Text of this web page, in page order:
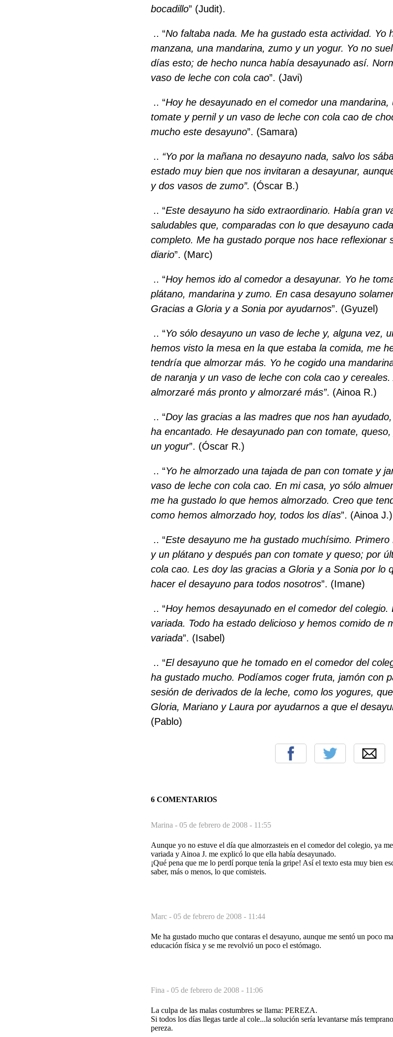
bocadillo” (Judit).
.. “No faltaba nada. Me ha gustado esta actividad. Yo
manzana, una mandarina, zumo y un yogur. Yo no
días esto; de hecho nunca había desayunado así.
vaso de leche con cola cao”. (Javi)
.. “Hoy he desayunado en el comedor una
tomate y pernil y un vaso de leche con cola cao de
mucho este desayuno”. (Samara)
.. “Yo por la mañana no desayuno nada, salvo los
estado muy bien que nos invitaran a desayunar,
y dos vasos de zumo”. (Óscar B.)
.. “Este desayuno ha sido extraordinario. Había gran
saludables que, comparadas con lo que desayuno
completo. Me ha gustado porque nos hace reflexionar
diario”. (Marc)
.. “Hoy hemos ido al comedor a desayunar. Yo he
plátano, mandarina y zumo. En casa desayuno
Gracias a Gloria y a Sonia por ayudarnos”. (Gyuzel)
.. “Yo sólo desayuno un vaso de leche y, alguna vez,
hemos visto la mesa en la que estaba la comida, me
tendría que almorzar más. Yo he cogido una
de naranja y un vaso de leche con cola cao y
almorzaré más pronto y almorzaré más”. (Ainoa R.)
.. “Doy las gracias a las madres que nos han
ha encantado. He desayunado pan con tomate,
un yogur”. (Óscar R.)
.. “Yo he almorzado una tajada de pan con tomate y
vaso de leche con cola cao. En mi casa, yo sólo
me ha gustado lo que hemos almorzado. Creo que
como hemos almorzado hoy, todos los días”. (Ainoa J.)
.. “Este desayuno me ha gustado muchísimo.
y un plátano y después pan con tomate y queso; por
cola cao. Les doy las gracias a Gloria y a Sonia por lo
hacer el desayuno para todos nosotros”. (Imane)
.. “Hoy hemos desayunado en el comedor del colegio.
variada. Todo ha estado delicioso y hemos comido de
variada”. (Isabel)
.. “El desayuno que he tomado en el comedor del
ha gustado mucho. Podíamos coger fruta, jamón con
sesión de derivados de la leche, como los yogures,
Gloria, Mariano y Laura por ayudarnos a que el
(Pablo)
6 COMENTARIOS
Marina - 05 de febrero de 2008 - 11:55
Aunque yo no estuve el día que almorzasteis en el comedor del colegio, ya
variada y Ainoa J. me explicó lo que ella había desayunado.
¡Qué pena que me lo perdí porque tenía la gripe! Así el texto esta muy bien
saber, más o menos, lo que comisteis.
Marc - 05 de febrero de 2008 - 11:44
Me ha gustado mucho que contaras el desayuno, aunque me sentó un poco
educación física y se me revolvió un poco el estómago.
Fina - 05 de febrero de 2008 - 11:06
La culpa de las malas costumbres se llama: PEREZA.
Si todos los días llegas tarde al cole...la solución sería levantarse más
pereza.